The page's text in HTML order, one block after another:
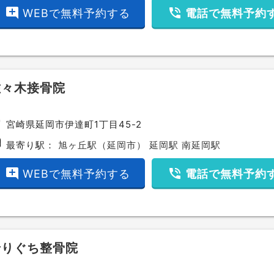
add_comment WEBで無料予約する phone_in_talk 電話で無料予約
木接骨院
宮崎県延岡市伊達町1丁目45-2
最寄り駅： 旭ヶ丘駅（延岡市） 延岡駅 南延岡駅
add_comment WEBで無料予約する phone_in_talk 電話で無料予約
ぐち整骨院